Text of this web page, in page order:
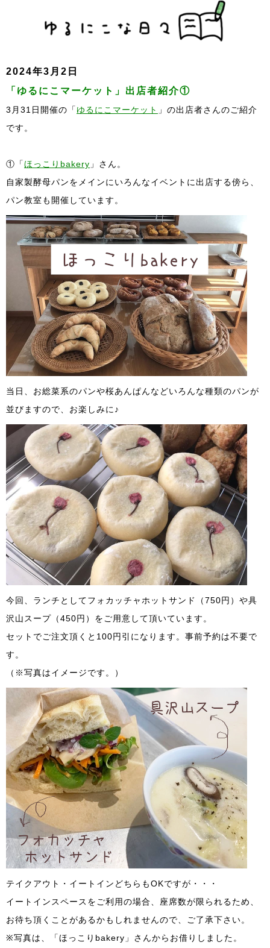
2024年3月2日
「ゆるにこマーケット」出店者紹介①
3月31日開催の「 ゆるにこマーケット 」の出店者さんのご紹介
です。
①「ほっこりbakery 」さん。
自家製酵母パンをメインにいろんなイベントに出店する傍ら、
パン教室も開催しています。
当日、お総菜系のパンや桜あんぱんなどいろんな種類のパンが
並びますので、お楽しみに♪
今回、ランチとしてフォカッチャホットサンド（750円）や具
沢山スープ（450円）をご用意して頂いています。
セットでご注文頂くと100円引になります。事前予約は不要で
す。
（※写真はイメージです。）
テイクアウト・イートインどちらもOKですが・・・
イートインスペースをご利用の場合、座席数が限られるため、
お待ち頂くことがあるかもしれませんので、ご了承下さい。
※写真は、「ほっこりbakery」さんからお借りしました。